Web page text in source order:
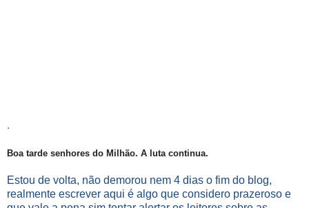
.
Boa tarde senhores do Milhão. A luta continua.
Estou de volta, não demorou nem 4 dias o fim do blog,
realmente escrever aqui é algo que considero prazeroso e